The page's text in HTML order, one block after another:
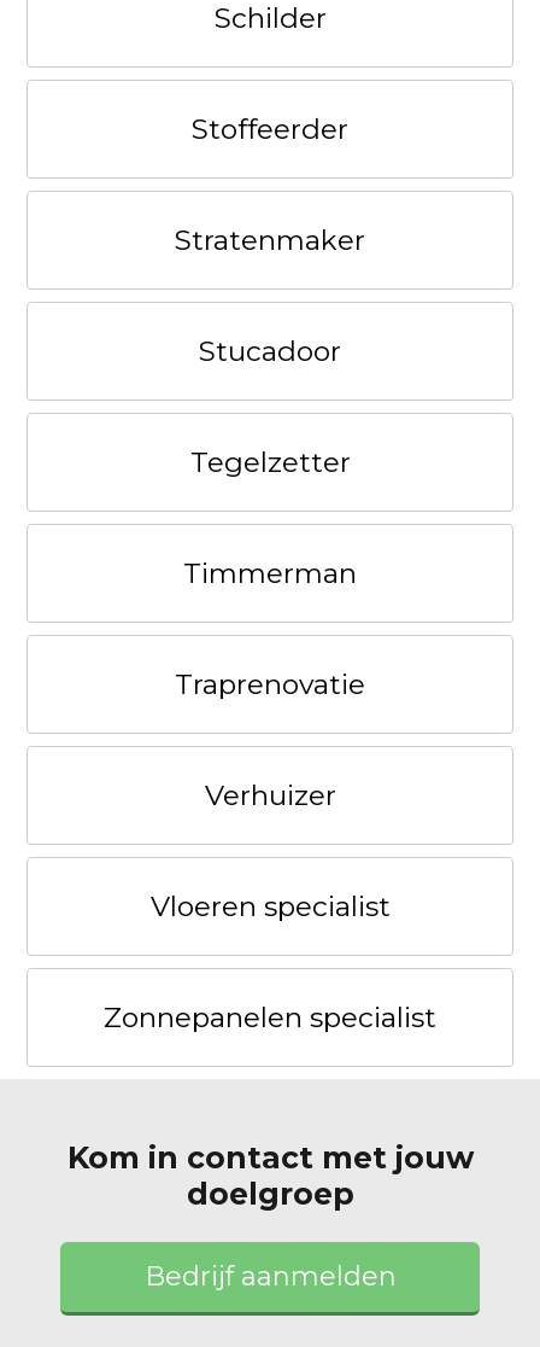
Schilder
Stoffeerder
Stratenmaker
Stucadoor
Tegelzetter
Timmerman
Traprenovatie
Verhuizer
Vloeren specialist
Zonnepanelen specialist
Kom in contact met jouw
doelgroep
Bedrijf aanmelden